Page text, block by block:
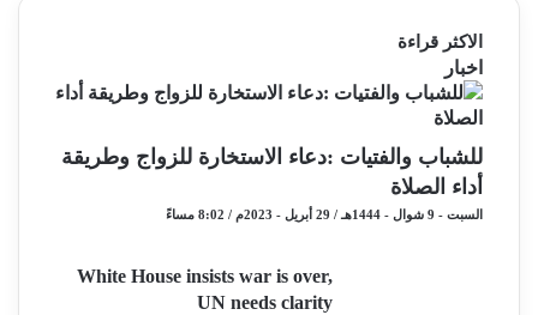
الاكثر قراءة
اخبار
للشباب والفتيات :دعاء الاستخارة للزواج وطريقة
أداء الصلاة
السبت - 9 شوال - 1444هـ / 29 أبريل - 2023م / 8:02 مساءً
White House insists war is over,
UN needs clarity